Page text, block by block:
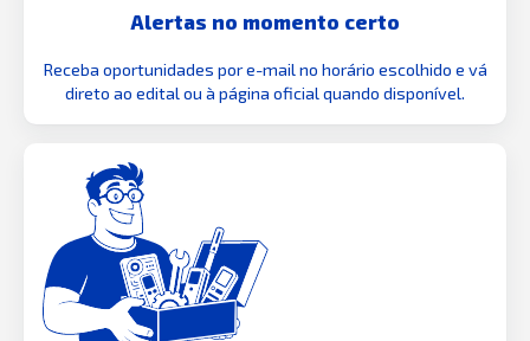
Alertas no momento certo
Receba oportunidades por e-mail no horário escolhido e vá
direto ao edital ou à página oficial quando disponível.